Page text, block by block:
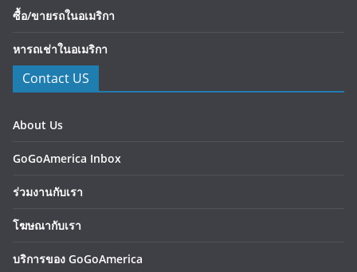
ซื้อ/ขายรถในอเมริกา
หารถเช่าในอเมริกา
Contact US
About Us
GoGoAmerica Inbox
ร่วมงานกับเรา
โฆษณากับเรา
บริการของ GoGoAmerica